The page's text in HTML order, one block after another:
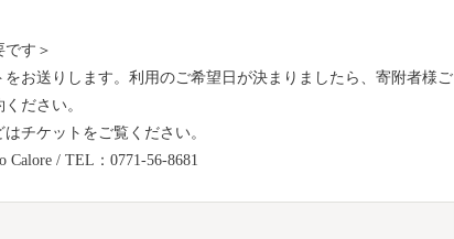
です＞
お送りします。利用のご希望日が決まりましたら、寄附者様ご
ださい。
チケットをご覧ください。
Calore / TEL：0771-56-8681